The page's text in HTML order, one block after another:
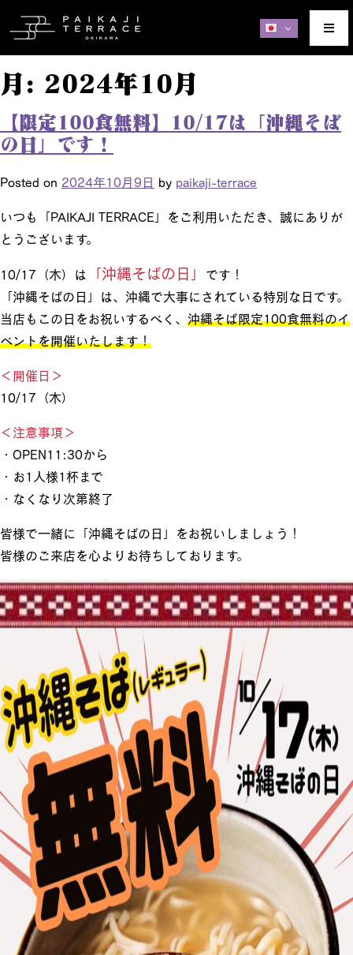
月: 2024年10月
【限定100食無料】10/17は「沖縄そば
の日」です！
Posted on 2024年10月9日 by paikaji-terrace
いつも「PAIKAJI TERRACE」をご利用いただき、誠にありが
とうございます。
10/17（木）は 「沖縄そばの日」
です！
「沖縄そばの日」は、沖縄で大事にされている特別な日です。
当店もこの日をお祝いするべく、 沖縄そば限定100食無料のイ
ベントを開催いたします！
＜開催日＞
10/17（木）
＜注意事項＞
・OPEN11:30から
・お1人様1杯まで
・なくなり次第終了
皆様で一緒に「沖縄そばの日」をお祝いしましょう！
皆様のご来店を心よりお待ちしております。